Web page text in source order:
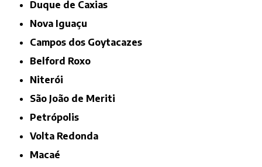
Duque de Caxias
Nova Iguaçu
Campos dos Goytacazes
Belford Roxo
Niterói
São João de Meriti
Petrópolis
Volta Redonda
Macaé